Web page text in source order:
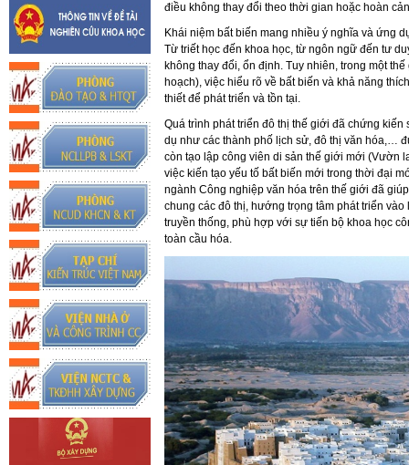
điều không thay đổi theo thời gian hoặc hoàn
Khái niệm bất biến mang nhiều ý nghĩa và ứng
Từ triết học đến khoa học, từ ngôn ngữ đến tư
không thay đổi, ổn định. Tuy nhiên, trong một
hoạch), việc hiểu rõ về bất biến và khả năng
thiết để phát triển và tồn tại.
Quá trình phát triển đô thị thế giới đã chứng
dụ như các thành phố lịch sử, đô thị văn hóa,…
còn tạo lập công viên di sản thế giới mới (Vườn
việc kiến tạo yếu tố bất biến mới trong thời đại
ngành Công nghiệp văn hóa trên thế giới đã
chung các đô thị, hướng trọng tâm phát triển
truyền thống, phù hợp với sự tiến bộ khoa học
toàn cầu hóa.